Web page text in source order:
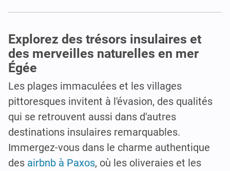
Explorez des trésors insulaires et
des merveilles naturelles en mer
Égée
Les plages immaculées et les villages
pittoresques invitent à l'évasion, des qualités
qui se retrouvent aussi dans d'autres
destinations insulaires remarquables.
Immergez-vous dans le charme authentique
des airbnb à Paxos, où les oliveraies et les